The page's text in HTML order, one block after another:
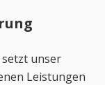
setzt unser
Leistungen